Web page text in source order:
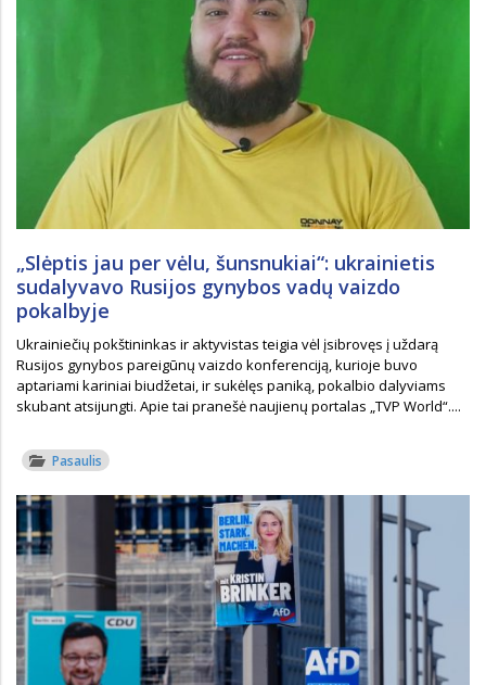
„Slėptis jau per vėlu, šunsnukiai“: ukrainietis
sudalyvavo Rusijos gynybos vadų vaizdo
pokalbyje
Ukrainiečių pokštininkas ir aktyvistas teigia vėl įsibrovęs į uždarą
Rusijos gynybos pareigūnų vaizdo konferenciją, kurioje buvo
aptariami kariniai biudžetai, ir sukėlęs paniką, pokalbio dalyviams
skubant atsijungti. Apie tai pranešė naujienų portalas „TVP World“....
Pasaulis